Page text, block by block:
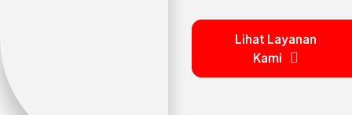
Lihat Layanan
Kami